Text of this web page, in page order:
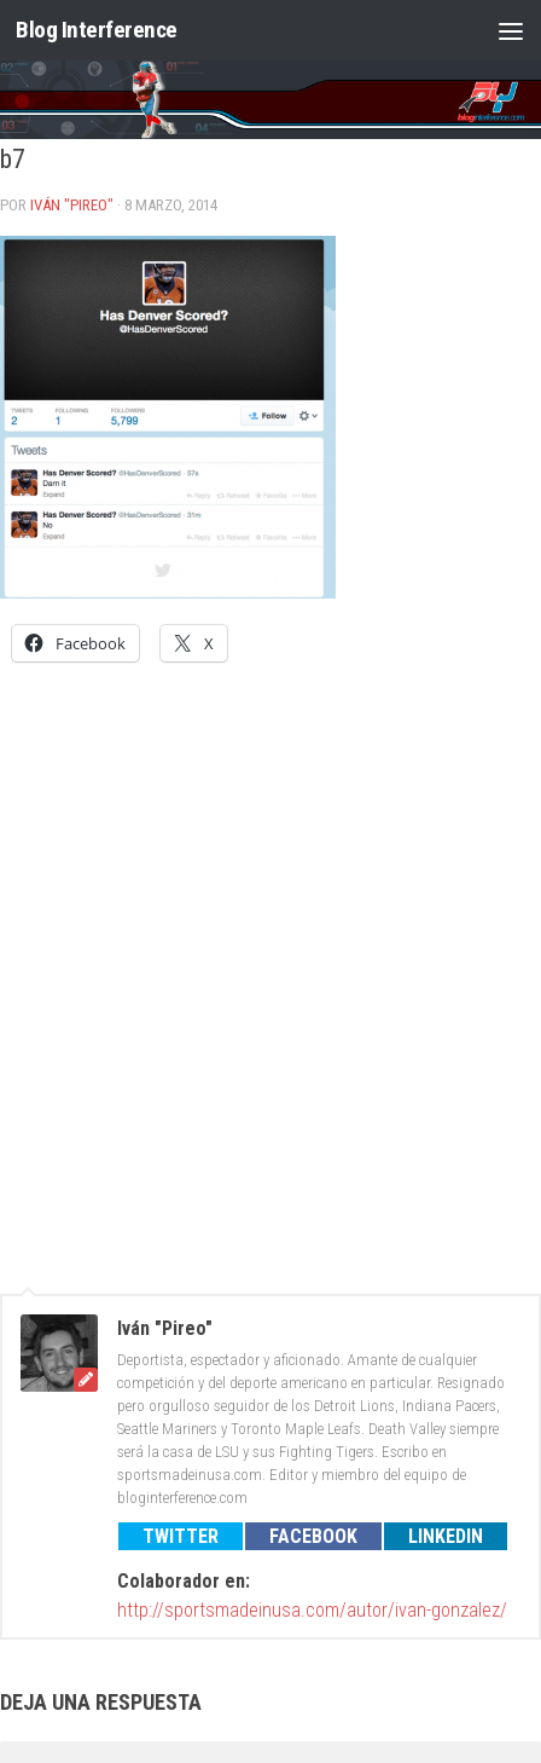
Saltar al contenido
Blog Interference
b7
POR IVÁN "PIREO" · 8 MARZO, 2014
Facebook X
Iván "Pireo"
Deportista, espectador y aficionado. Amante de cualquier
competición y del deporte americano en particular. Resignado
pero orgulloso seguidor de los Detroit Lions, Indiana Pacers,
Seattle Mariners y Toronto Maple Leafs. Death Valley siempre
será la casa de LSU y sus Fighting Tigers. Escribo en
sportsmadeinusa.com. Editor y miembro del equipo de
bloginterference.com
TWITTER FACEBOOK
LINKEDIN
Colaborador en:
http://sportsmadeinusa.com/autor/ivan-gonzalez/
DEJA UNA RESPUESTA